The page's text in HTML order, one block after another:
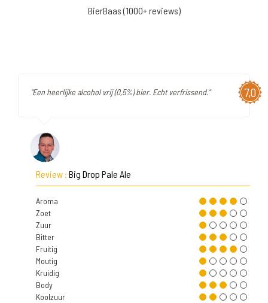
BierBaas (1000+ reviews)
7,0
"Een heerlijke alcohol vrij (0,5%) bier. Echt verfrissend."
Review : Big Drop Pale Ale
Aroma
Zoet
Zuur
Bitter
Fruitig
Moutig
Kruidig
Body
Koolzuur